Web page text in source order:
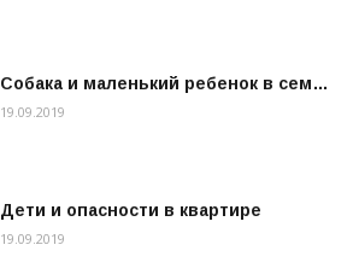
Собака и маленький ребенок в сем…
19.09.2019
Дети и опасности в квартире
19.09.2019